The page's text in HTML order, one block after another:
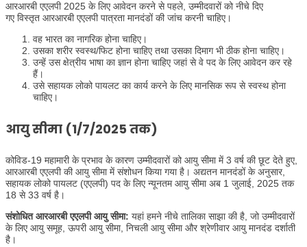
आरआरबी एएलपी 2025 के लिए आवेदन करने से पहले, उम्मीदवारों को नीचे दिए
गए विस्तृत आरआरबी एएलपी पात्रता मानदंडों की जांच करनी चाहिए।
वह भारत का नागरिक होना चाहिए।
उसका शरीर स्वस्थ/फिट होना चाहिए तथा उसका दिमाग भी ठीक होना चाहिए।
उन्हें उस क्षेत्रीय भाषा का ज्ञान होना चाहिए जहां से वे पद के लिए आवेदन कर रहे
हैं।
उसे सहायक लोको पायलट का कार्य करने के लिए मानसिक रूप से स्वस्थ होना
चाहिए।
आयु सीमा (1/7/2025 तक)
कोविड-19 महामारी के प्रभाव के कारण उम्मीदवारों को आयु सीमा में 3 वर्ष की छूट देते हुए,
आरआरबी एएलपी की आयु सीमा में संशोधन किया गया है। अद्यतन मानदंडों के अनुसार,
सहायक लोको पायलट (एएलपी) पद के लिए न्यूनतम आयु सीमा अब 1 जुलाई, 2025 तक
18 से 33 वर्ष है।
संशोधित आरआरबी एएलपी आयु सीमा: यहां हमने नीचे तालिका साझा की है, जो उम्मीदवारों
के लिए आयु समूह, ऊपरी आयु सीमा, निचली आयु सीमा और श्रेणीवार आयु मानदंड दर्शाती
है।